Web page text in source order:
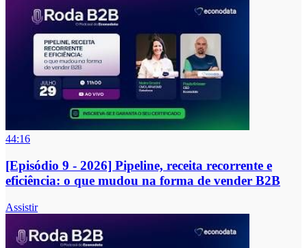
44:16
[Episódio 9 - 2026] Pipeline, receita recorrente e
eficiência: o que mudou na forma de vender B2B
Assistir